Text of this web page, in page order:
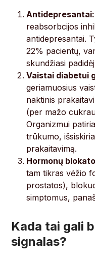
Antidepresantai:
reabsorbcijos
antidepresantai.
22% pacientų,
skundžiasi
Vaistai diabetui
geriamuosius
naktinis
(per mažo
Organizmui
trūkumo,
prakaitavimą.
Hormonų
tam tikras vėžio
prostatos),
simptomus,
Kada tai gali
signalas?